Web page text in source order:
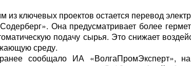
из ключевых проектов остается перевод
Она предусматривает более
подачу сырья. Это снижает
среду.
сообщало ИА «ВолгаПромЭксперт»,